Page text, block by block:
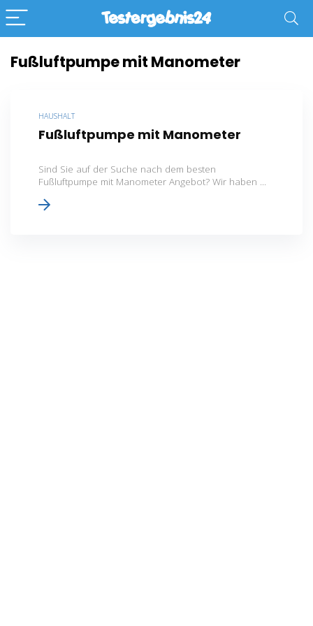
Fußluftpumpe mit Manometer
HAUSHALT
Fußluftpumpe mit Manometer
Sind Sie auf der Suche nach dem besten
Fußluftpumpe mit Manometer Angebot? Wir haben ...